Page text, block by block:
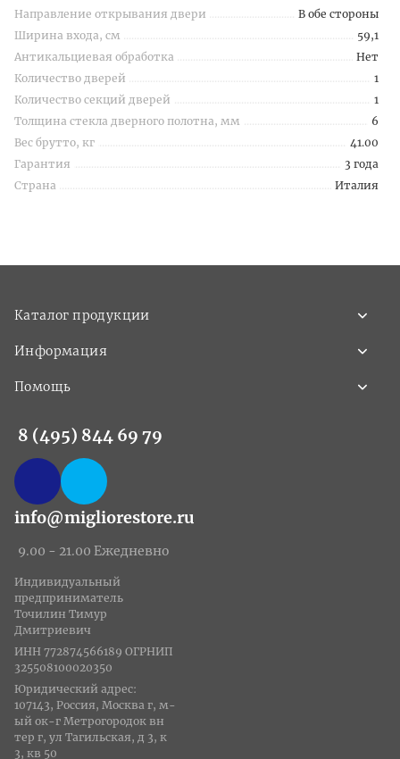
Направление открывания двери
В обе стороны
Ширина входа, см
59,1
Антикальциевая обработка
Нет
Количество дверей
1
Количество секций дверей
1
Толщина стекла дверного полотна, мм
6
Вес брутто, кг
41.00
Гарантия
3 года
Страна
Италия
Каталог продукции
Информация
Помощь
8 (495) 844 69 79
info@migliorestore.ru
9.00 - 21.00 Ежедневно
Индивидуальный
предприниматель
Точилин Тимур
Дмитриевич
ИНН 772874566189 ОГРНИП
325508100020350
Юридический адрес:
107143, Россия, Москва г, м-
ый ок-г Метрогородок вн
тер г, ул Тагильская, д 3, к
3, кв 50